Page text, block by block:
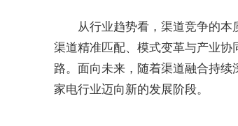
从行业趋势看，渠道竞争的
渠道精准匹配、模式变革与产业
路。面向未来，随着渠道融合持
家电行业迈向新的发展阶段。